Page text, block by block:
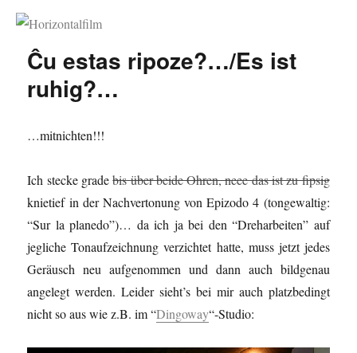
Horizontalfilm
Ĉu estas ripoze?…/Es ist
ruhig?…
…mitnichten!!!
Ich stecke gradebis über beide Ohren, neee das ist zu fipsig
knietief in der Nachvertonung von Epizodo 4 (tongewaltig:
“Sur la planedo”)… da ich ja bei den “Dreharbeiten” auf
jegliche Tonaufzeichnung verzichtet hatte, muss jetzt jedes
Geräusch neu aufgenommen und dann auch bildgenau
angelegt werden. Leider sieht’s bei mir auch platzbedingt
nicht so aus wie z.B. im “Dingoway“-Studio: